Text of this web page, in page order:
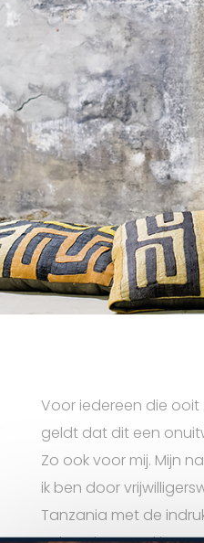
Voor iedereen die
geldt dat dit een
Zo ook voor mij. Mijn
ik ben door
Tanzania met de